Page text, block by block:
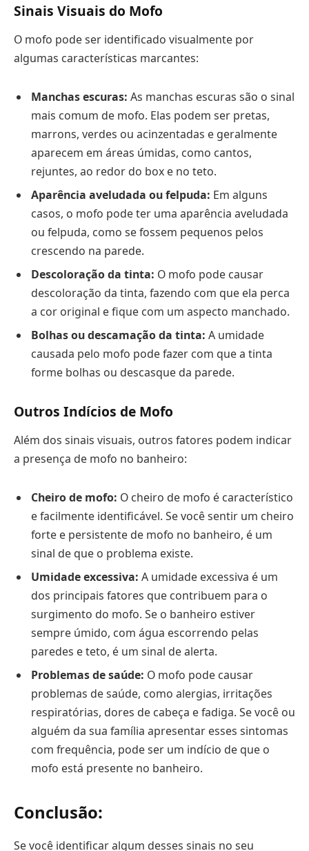
Sinais Visuais do Mofo
O mofo pode ser identificado visualmente por
algumas características marcantes:
Manchas escuras: As manchas escuras são o sinal
mais comum de mofo. Elas podem ser pretas,
marrons, verdes ou acinzentadas e geralmente
aparecem em áreas úmidas, como cantos,
rejuntes, ao redor do box e no teto.
Aparência aveludada ou felpuda: Em alguns
casos, o mofo pode ter uma aparência aveludada
ou felpuda, como se fossem pequenos pelos
crescendo na parede.
Descoloração da tinta: O mofo pode causar
descoloração da tinta, fazendo com que ela perca
a cor original e fique com um aspecto manchado.
Bolhas ou descamação da tinta: A umidade
causada pelo mofo pode fazer com que a tinta
forme bolhas ou descasque da parede.
Outros Indícios de Mofo
Além dos sinais visuais, outros fatores podem indicar
a presença de mofo no banheiro:
Cheiro de mofo: O cheiro de mofo é característico
e facilmente identificável. Se você sentir um cheiro
forte e persistente de mofo no banheiro, é um
sinal de que o problema existe.
Umidade excessiva: A umidade excessiva é um
dos principais fatores que contribuem para o
surgimento do mofo. Se o banheiro estiver
sempre úmido, com água escorrendo pelas
paredes e teto, é um sinal de alerta.
Problemas de saúde: O mofo pode causar
problemas de saúde, como alergias, irritações
respiratórias, dores de cabeça e fadiga. Se você ou
alguém da sua família apresentar esses sintomas
com frequência, pode ser um indício de que o
mofo está presente no banheiro.
Conclusão:
Se você identificar algum desses sinais no seu